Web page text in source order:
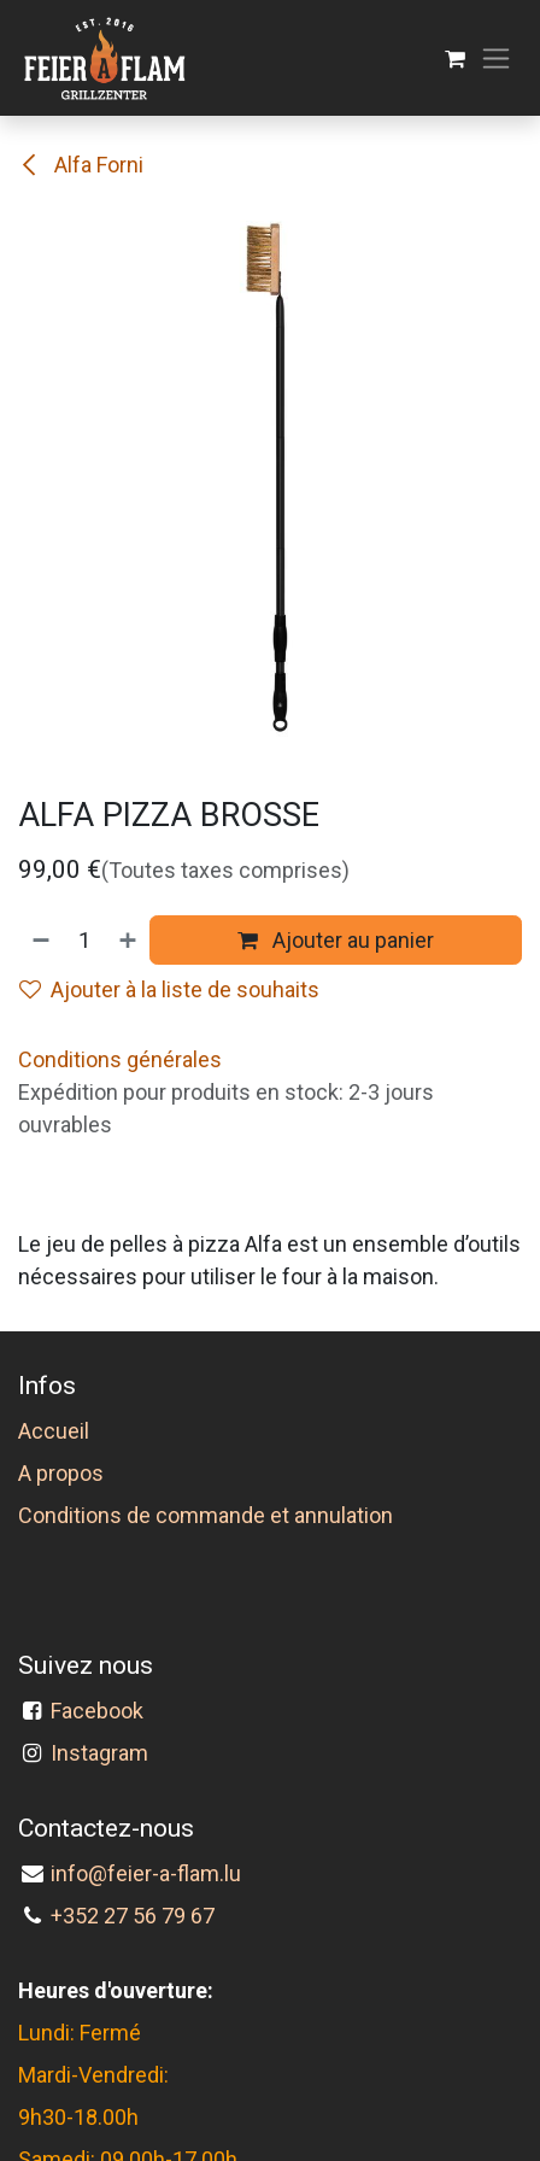
Se rendre au contenu
Alfa Forni
ALFA PIZZA BROSSE
99,00 €(Toutes taxes comprises)
Ajouter au panier
Ajouter à la liste de souhaits
Conditions générales
Expédition pour produits en stock: 2-3 jours
ouvrables
Le jeu de pelles à pizza Alfa est un ensemble d’outils
nécessaires pour utiliser le four à la maison.
Infos
Accueil
A propos
Conditions de commande et annulation
Suivez nous
Facebook
Instagram
Contactez-nous
info@feier-a-flam.lu
+352 27 56 79 67
Heures d'ouverture:
Lundi: Fermé
Mardi-Vendredi:
9h30-18.00h